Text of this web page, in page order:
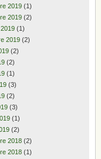
2019 (1)
2019 (2)
(1)
2019 (2)
(2)
(2)
(1)
(3)
(2)
(3)
(1)
(2)
2018 (2)
2018 (1)